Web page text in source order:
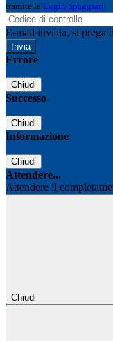
tramite la Login Spaggiari
E-mail inviata, si prega
Errore
Chiudi
Successo
Chiudi
Informazione
Chiudi
Attendere...
Attendere il
Chiudi